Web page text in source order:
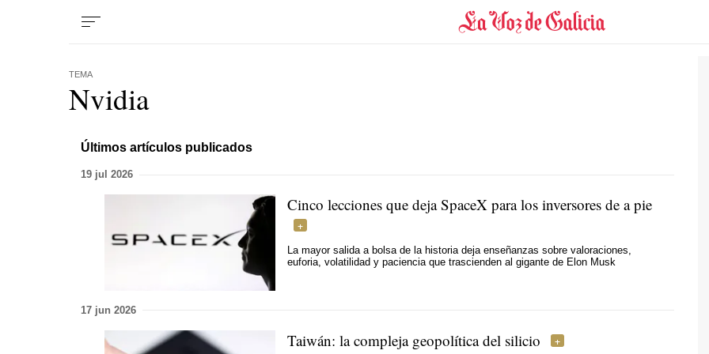
TEMA
Nvidia
Últimos artículos publicados
19 jul 2026
Cinco lecciones que deja SpaceX para los inversores de a pie
La mayor salida a bolsa de la historia deja enseñanzas sobre valoraciones,
euforia, volatilidad y paciencia que trascienden al gigante de Elon Musk
17 jun 2026
Taiwán: la compleja geopolítica del silicio